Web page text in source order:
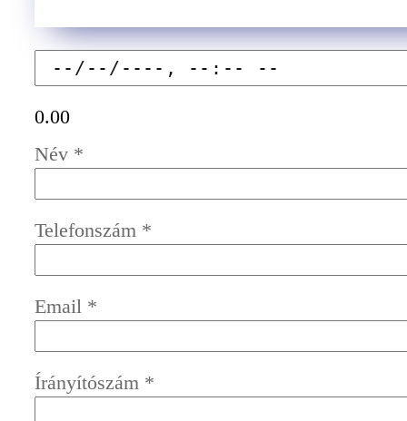
0.00
Név *
Telefonszám *
Email *
Írányítószám *